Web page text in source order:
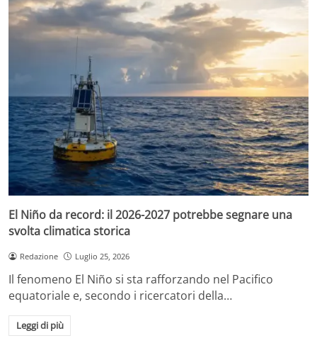
El Niño da record: il 2026-2027 potrebbe segnare una
svolta climatica storica
Redazione Luglio 25, 2026
Il fenomeno El Niño si sta rafforzando nel Pacifico
equatoriale e, secondo i ricercatori della…
Leggi di più